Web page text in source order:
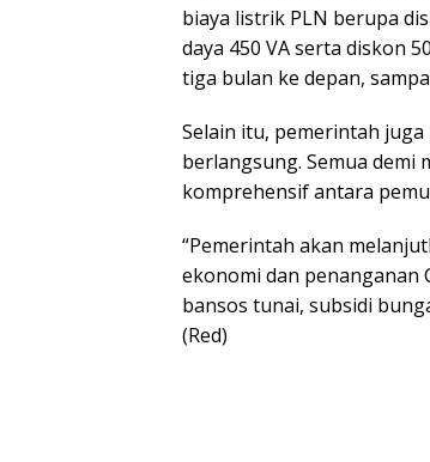
biaya listrik PLN berupa
daya 450 VA serta diskon
tiga bulan ke depan,
Selain itu, pemerintah
berlangsung. Semua demi
komprehensif antara
“Pemerintah akan
ekonomi dan penanganan
bansos tunai, subsidi
(Red)